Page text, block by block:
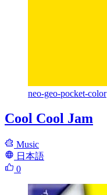
neo-geo-pocket-color
Cool Cool Jam
Music
日本語
0